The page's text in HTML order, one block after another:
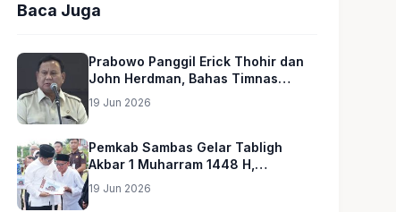
Baca Juga
Prabowo Panggil Erick Thohir dan
John Herdman, Bahas Timnas
Indonesia
19 Jun 2026
Pemkab Sambas Gelar Tabligh
Akbar 1 Muharram 1448 H,
Serahkan Hadiah Umroh untuk Guru
19 Jun 2026